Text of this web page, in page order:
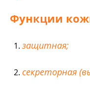
Функции
защитная;
секреторная